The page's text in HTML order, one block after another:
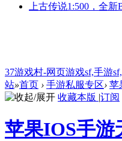
上古传说1:500，全
37游戏村-网页游戏sf,手游
站»首页 › 手游私服专区› 苹
收藏本版 |订阅
苹果IOS手游